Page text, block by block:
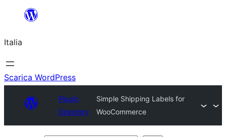
contenuto
Italia
Scarica WordPress
Plugin
Directory
Simple Shipping Labels for
WooCommerce